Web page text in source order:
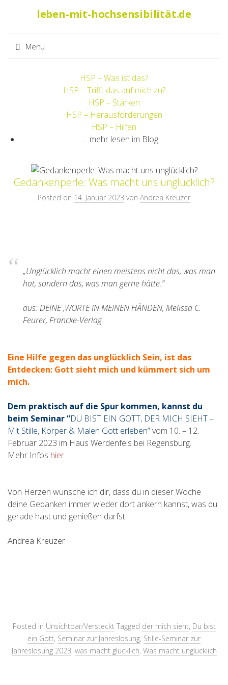
leben-mit-hochsensibilität.de
Menü
HSP – Was ist das?
HSP – Trifft das auf mich zu?
HSP – Stärken
HSP – Herausforderungen
HSP – Hilfen
… mehr lesen im Blog
Gedankenperle: Was macht uns unglücklich?
Posted on 14. Januar 2023 von Andrea Kreuzer
„Unglücklich macht einen meistens nicht das, was man
hat, sondern das, was man gerne hätte.“
aus: DEINE ‚WORTE IN MEINEN HÄNDEN, Melissa C.
Feurer, Francke-Verlag
Eine Hilfe gegen das unglücklich Sein, ist das
Entdecken: Gott sieht mich und kümmert sich um
mich.
Dem praktisch auf die Spur kommen, kannst du
beim Seminar“DU BIST EIN GOTT, DER MICH SIEHT –
Mit Stille, Körper & Malen Gott erleben”vom 10. – 12.
Februar 2023 im Haus Werdenfels bei Regensburg.
Mehr Infos hier
Von Herzen wünsche ich dir, dass du in dieser Woche
deine Gedanken immer wieder dort ankern kannst, was du
gerade hast und genießen darfst.
Andrea Kreuzer
Posted in Unsichtbar/Versteckt Tagged der mich sieht, Du bist
ein Gott, Seminar zur Jahreslosung, Stille-Seminar zur
Jahreslosung 2023, was macht glücklich, Was macht unglücklich